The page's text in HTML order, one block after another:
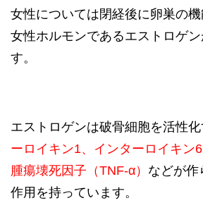
女性については閉経後に卵巣の機
女性ホルモンであるエストロゲ
す。
エストロゲンは破骨細胞を活性化
ーロイキン1、インターロイキン
腫瘍壊死因子（TNF-α） などが作
作用を持っています。